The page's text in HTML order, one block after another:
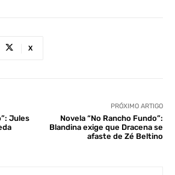
X
Jules
PRÓXIMO ARTIGO
Novela “No Rancho Fundo”:
Blandina exige que Dracena se
afaste de Zé Beltino